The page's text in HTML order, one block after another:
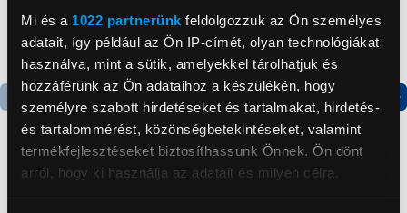
Mi és a 1022 partnerünk feldolgozzuk az Ön személyes
adatait, így például az Ön IP-címét, olyan technológiákat
használva, mint a sütik, amelyekkel tárolhatjuk és
hozzáférünk az Ön adataihoz a készülékén, hogy
személyre szabott hirdetéseket és tartalmakat, hirdetés-
és tartalommérést, közönségbetekintéseket, valamint
termékfejlesztéseket biztosíthassunk Önnek. Ön dönt
arról, hogy ki használja az adatait és milyen célra.
Gorenje NRS8182KX Side
Gorenje N619EAXL4